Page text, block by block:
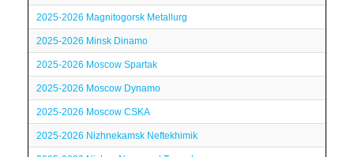
2025-2026 Magnitogorsk Metallurg
2025-2026 Minsk Dinamo
2025-2026 Moscow Spartak
2025-2026 Moscow Dynamo
2025-2026 Moscow CSKA
2025-2026 Nizhnekamsk Neftekhimik